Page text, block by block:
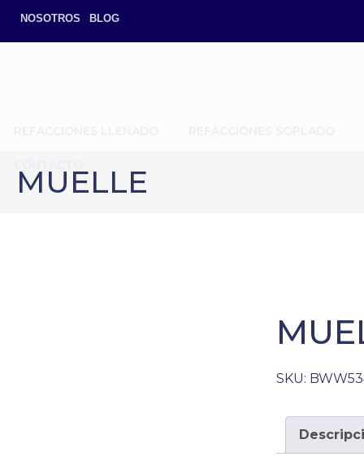
NOSOTROS BLOG
MUELLE
SKU: